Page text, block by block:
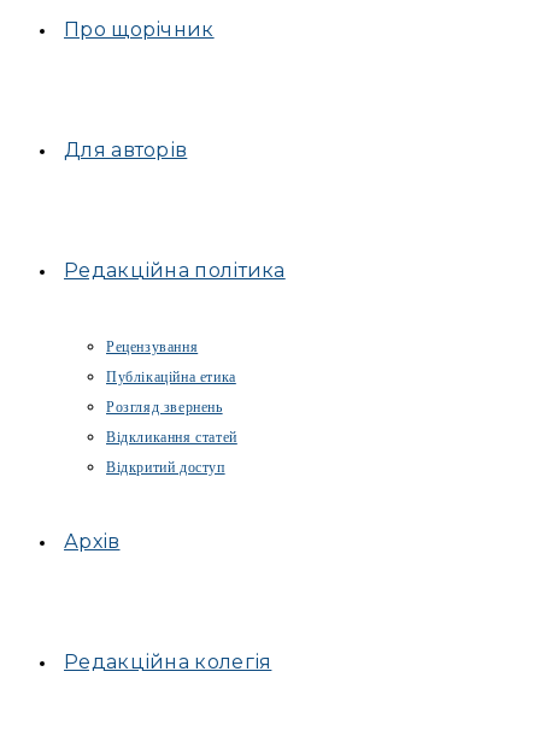
Про щорічник
Для авторів
Редакційна політика
Рецензування
Публікаційна етика
Розгляд звернень
Відкликання статей
Відкритий доступ
Архів
Редакційна колегія